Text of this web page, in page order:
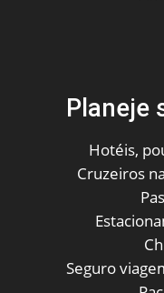
Planeje
Hotéis,
Cruzeiros
Seguro